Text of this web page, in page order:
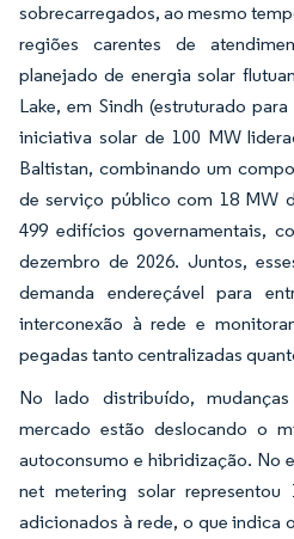
sobrecarregados, ao mesmo
regiões carentes de
planejado de energia solar
Lake, em Sindh (estruturado
iniciativa solar de 100 MW
Baltistan, combinando um
de serviço público com 18 MW
499 edifícios governamentais,
dezembro de 2026. Juntos,
demanda endereçável para
interconexão à rede e
pegadas tanto centralizadas
No lado distribuído,
mercado estão deslocando o
autoconsumo e hibridização. No
net metering solar
adicionados à rede, o que indica